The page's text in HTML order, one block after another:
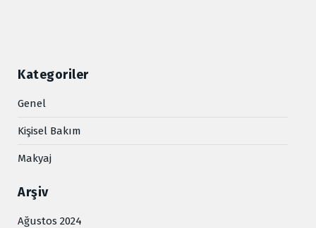
Kategoriler
Genel
Kişisel Bakım
Makyaj
Arşiv
Ağustos 2024